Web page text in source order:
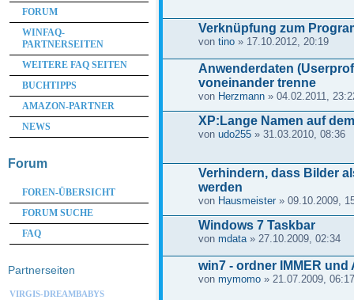
Verknüpfung zum
von tino» 17.10.2012, 20:19
Anwenderdaten
voneinander trenne
von Herzmann» 04.02.2011,
XP:Lange Namen auf
von udo255» 31.03.2010, 08:36
Verhindern, dass Bilder
werden
von Hausmeister» 09.10.2009,
Windows 7 Taskbar
von mdata» 27.10.2009, 02:34
win7 - ordner IMMER und
von mymomo» 21.07.2009, 06:17
FORUM
WINFAQ-
PARTNERSEITEN
WEITERE FAQ SEITEN
BUCHTIPPS
AMAZON-PARTNER
NEWS
Forum
FOREN-ÜBERSICHT
FORUM SUCHE
FAQ
Partnerseiten
VIRGIS-DREAMBABYS